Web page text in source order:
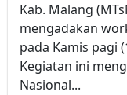
Kab. Malang
mengadakan
pada Kamis pagi
Kegiatan ini
Nasional...